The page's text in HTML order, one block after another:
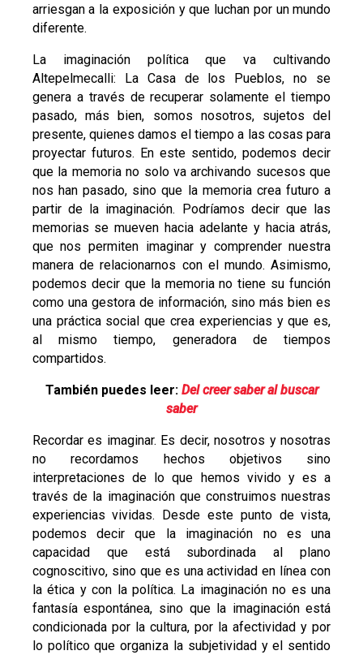
arriesgan a la exposición y que luchan por un mundo
diferente.
La imaginación política que va cultivando
Altepelmecalli: La Casa de los Pueblos, no se
genera a través de recuperar solamente el tiempo
pasado, más bien, somos nosotros, sujetos del
presente, quienes damos el tiempo a las cosas para
proyectar futuros. En este sentido, podemos decir
que la memoria no solo va archivando sucesos que
nos han pasado, sino que la memoria crea futuro a
partir de la imaginación. Podríamos decir que las
memorias se mueven hacia adelante y hacia atrás,
que nos permiten imaginar y comprender nuestra
manera de relacionarnos con el mundo. Asimismo,
podemos decir que la memoria no tiene su función
como una gestora de información, sino más bien es
una práctica social que crea experiencias y que es,
al mismo tiempo, generadora de tiempos
compartidos.
También puedes leer: Del creer saber al buscar
saber
Recordar es imaginar. Es decir, nosotros y nosotras
no recordamos hechos objetivos sino
interpretaciones de lo que hemos vivido y es a
través de la imaginación que construimos nuestras
experiencias vividas. Desde este punto de vista,
podemos decir que la imaginación no es una
capacidad que está subordinada al plano
cognoscitivo, sino que es una actividad en línea con
la ética y con la política. La imaginación no es una
fantasía espontánea, sino que la imaginación está
condicionada por la cultura, por la afectividad y por
lo político que organiza la subjetividad y el sentido